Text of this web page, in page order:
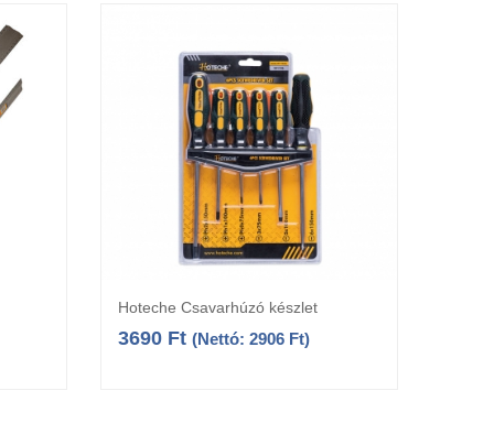
Kosárba teszem
Hoteche Csavarhúzó készlet
3690 Ft (Nettó: 2906 Ft)